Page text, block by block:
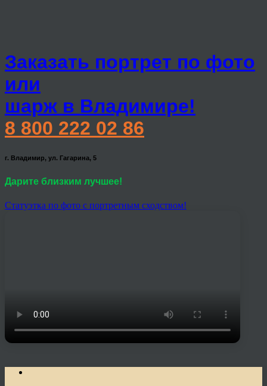
Заказать портрет по фото
или
шарж в Владимире!
8 800 222 02 86
г. Владимир, ул. Гагарина, 5
Дарите близким лучшее!
Статуэтка по фото с портретным сходством!